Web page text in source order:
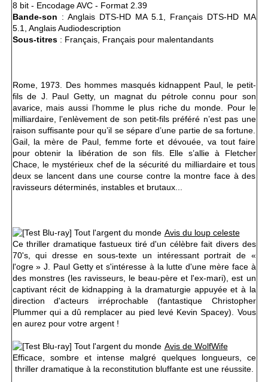
8 bit - Encodage AVC - Format 2.39
Bande-son : Anglais DTS-HD MA 5.1, Français DTS-HD MA
5.1, Anglais Audiodescription
Sous-titres: Français, Français pour malentandants
Rome, 1973. Des hommes masqués kidnappent Paul, le petit-
fils de J. Paul Getty, un magnat du pétrole connu pour son
avarice, mais aussi l’homme le plus riche du monde. Pour le
milliardaire, l’enlèvement de son petit-fils préféré n’est pas une
raison suffisante pour qu’il se sépare d’une partie de sa fortune.
Gail, la mère de Paul, femme forte et dévouée, va tout faire
pour obtenir la libération de son fils. Elle s’allie à Fletcher
Chace, le mystérieux chef de la sécurité du milliardaire et tous
deux se lancent dans une course contre la montre face à des
ravisseurs déterminés, instables et brutaux...
Avis du loup celeste
Ce thriller dramatique fastueux tiré d'un célèbre fait divers des
70's,qui dresse en sous-texte un intéressant portrait de «
l'ogre »J. Paul Getty et s'intéresse à la lutte d'une mère face à
des monstres (les ravisseurs, le beau-père et l'ex-mari),est un
captivant récit de kidnapping à la dramaturgie appuyéeet à la
direction d'acteurs irréprochable (fantastique Christopher
Plummer qui a dû remplacer au pied levé Kevin Spacey).
Vous
en aurez pour votre argent !
Avis de WolfWife
Efficace, sombre et intense malgré quelques longueurs, ce
thriller dramatique à la reconstitution bluffante est une réussite.